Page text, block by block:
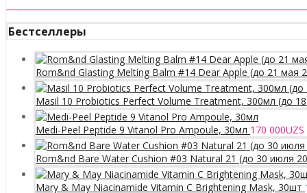
Бестселлеры
Rom&nd Glasting Melting Balm #14 Dear Apple (до 21 мая
Masil 10 Probiotics Perfect Volume Treatment, 300мл (до
Medi-Peel Peptide 9 Vitanol Pro Ampoule, 30мл 170 000UZS
Rom&nd Bare Water Cushion #03 Natural 21 (до 30 июля
Mary & May Niacinamide Vitamin C Brightening Mask, 30шт